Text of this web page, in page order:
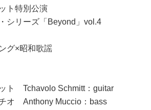
ト特別公演
シリーズ「Beyond」vol.4
グ×昭和歌謡
ト Tchavolo Schmitt：guitar
オ Anthony Muccio：bass